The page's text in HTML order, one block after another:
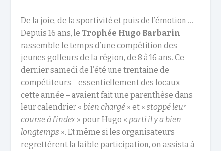
De la joie, de la sportivité et puis de l’émotion …
Depuis 16 ans, leTrophée Hugo Barbarin
rassemble le temps d’une compétition des
jeunes golfeurs de la région, de 8 à 16 ans. Ce
dernier samedi de l’été une trentaine de
compétiteurs – essentiellement des locaux
cette année – avaient fait une parenthèse dans
leur calendrier « bien chargé » et «stoppé leur
course à l’index » pour Hugo « parti il y a bien
longtemps ». Et même si les organisateurs
regrettèrent la faible participation, on assista à